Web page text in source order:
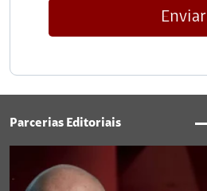
Enviar
Parcerias Editoriais